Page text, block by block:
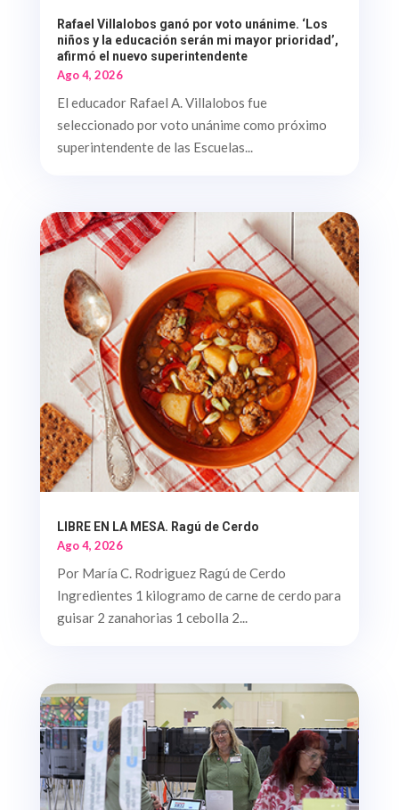
Rafael Villalobos ganó por voto unánime. ‘Los
niños y la educación serán mi mayor prioridad’,
afirmó el nuevo superintendente
Ago 4, 2026
El educador Rafael A. Villalobos fue
seleccionado por voto unánime como próximo
superintendente de las Escuelas...
LIBRE EN LA MESA. Ragú de Cerdo
Ago 4, 2026
Por María C. Rodriguez Ragú de Cerdo
Ingredientes 1 kilogramo de carne de cerdo para
guisar 2 zanahorias 1 cebolla 2...